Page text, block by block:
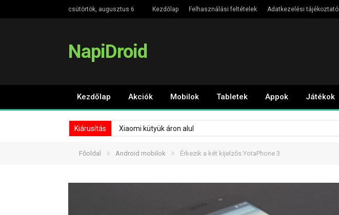
csütörtök, augusztus 6 Kezdőlap Felhasználási feltételek Adatkezelési tájékoztató
NapiDroid
Kezdőlap Akciók Mobilok Tabletek Appok Játékok
Kiárusítás Xiaomi kütyük áron alul
Főoldal » Android mobilok » Érkezik a két kijelzős YotaPhone 3